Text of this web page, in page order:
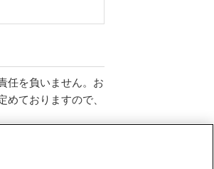
任を負いません。お
めておりますので、